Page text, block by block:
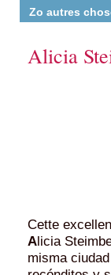
Zo autres
Alicia
Cette
Alicia
misma